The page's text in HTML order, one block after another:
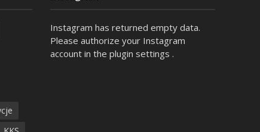
Instagram has returned empty data.
Please authorize your Instagram
account in the plugin settings .